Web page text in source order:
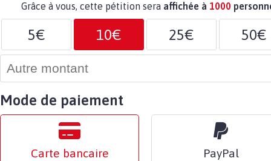
Grâce à vous, cette pétition sera affichée à 1000
5€ 10€ 25€ 50€
Mode de paiement
Carte bancaire PayPal